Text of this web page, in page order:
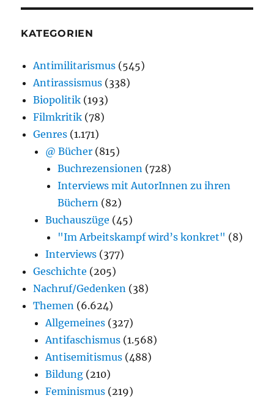
KATEGORIEN
Antimilitarismus (545)
Antirassismus (338)
Biopolitik (193)
Filmkritik (78)
Genres (1.171)
@ Bücher (815)
Buchrezensionen (728)
Interviews mit AutorInnen zu ihren
Büchern (82)
Buchauszüge (45)
"Im Arbeitskampf wird’s konkret" (8)
Interviews (377)
Geschichte (205)
Nachruf/Gedenken (38)
Themen (6.624)
Allgemeines (327)
Antifaschismus (1.568)
Antisemitismus (488)
Bildung (210)
Feminismus (219)